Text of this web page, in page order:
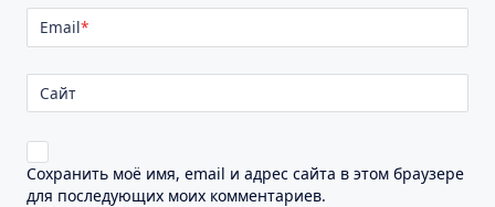
Email*
Сайт
Сохранить моё имя, email и адрес сайта в этом браузере
для последующих моих комментариев.